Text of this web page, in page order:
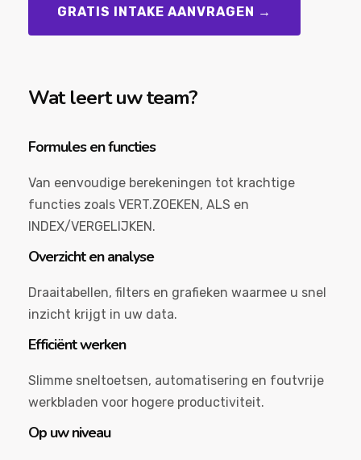
GRATIS INTAKE AANVRAGEN →
Wat leert uw team?
Formules en functies
Van eenvoudige berekeningen tot krachtige
functies zoals VERT.ZOEKEN, ALS en
INDEX/VERGELIJKEN.
Overzicht en analyse
Draaitabellen, filters en grafieken waarmee u snel
inzicht krijgt in uw data.
Efficiënt werken
Slimme sneltoetsen, automatisering en foutvrije
werkbladen voor hogere productiviteit.
Op uw niveau